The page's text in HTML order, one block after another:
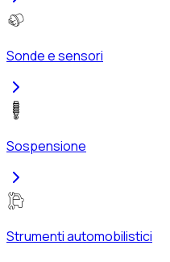
Sonde e sensori
Sospensione
Strumenti automobilistici